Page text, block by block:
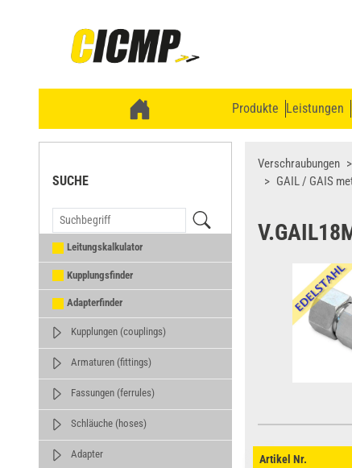
Produkte Leistungen
SUCHE
Leitungskalkulator
Kupplungsfinder
Adapterfinder
Kupplungen (couplings)
Armaturen (fittings)
Fassungen (ferrules)
Schläuche (hoses)
Adapter
Verschraubungen
GAIL / GAIS
Artikel Nr.